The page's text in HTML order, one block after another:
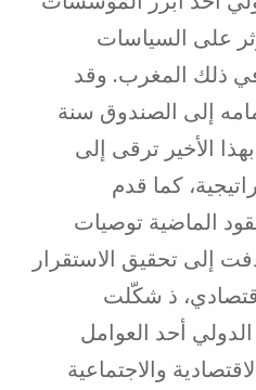
على السياسات
في ذلك المغرب. وقد
إلى الصندوق سنة
بهذا الأخير ترقى إلى
كما قدم
الماضية توصيات
إلى تحقيق الاستقرار
ذ شكّلت
أحد العوامل
والاجتماعية